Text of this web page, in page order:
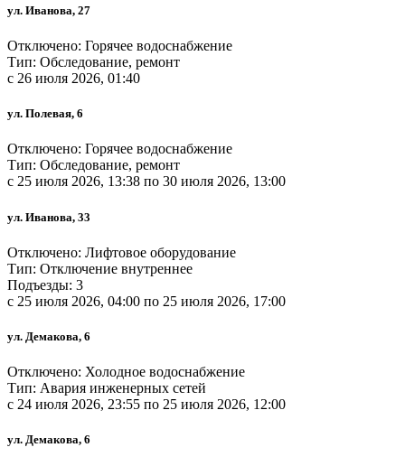
ул. Иванова, 27
Отключено: Горячее водоснабжение
Тип: Обследование, ремонт
c 26 июля 2026, 01:40
ул. Полевая, 6
Отключено: Горячее водоснабжение
Тип: Обследование, ремонт
c 25 июля 2026, 13:38 по 30 июля 2026, 13:00
ул. Иванова, 33
Отключено: Лифтовое оборудование
Тип: Отключение внутреннее
Подъезды: 3
c 25 июля 2026, 04:00 по 25 июля 2026, 17:00
ул. Демакова, 6
Отключено: Холодное водоснабжение
Тип: Авария инженерных сетей
c 24 июля 2026, 23:55 по 25 июля 2026, 12:00
ул. Демакова, 6